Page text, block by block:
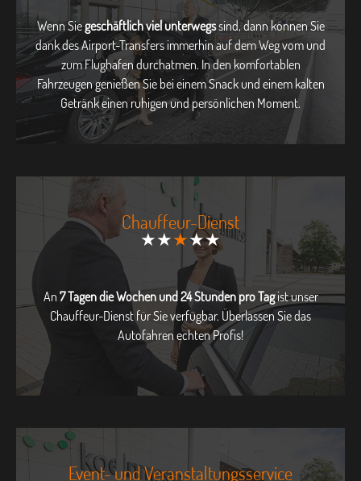
Wenn Siegeschäftlich viel unterwegssind, dann können Sie
dank des Airport-Transfers immerhin auf dem Weg vom und
zum Flughafen durchatmen. In den komfortablen
Fahrzeugen genießen Sie bei einem Snack und einem kalten
Getränk einen ruhigen und persönlichen Moment.
Chauffeur-Dienst
★★★★★
An 7 Tagen die Wochen und 24 Stunden pro Tagist unser
Chauffeur-Dienst für Sie verfügbar. Überlassen Sie das
Autofahren echten Profis!
Event- und Veranstaltungsservice